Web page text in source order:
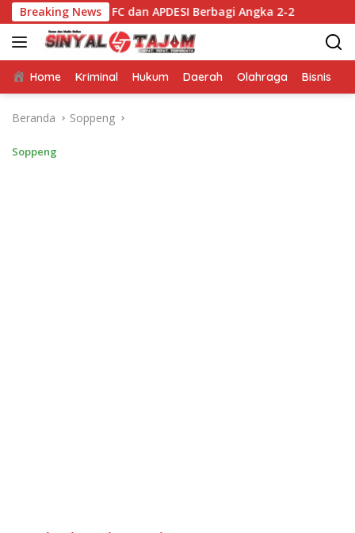
Langsung
ke
konten
Breaking News
FC dan APDESI Berbagi Angka 2-2 Mappatabe
Home Kriminal Hukum Daerah Olahraga Bisnis
Beranda Soppeng
Soppeng